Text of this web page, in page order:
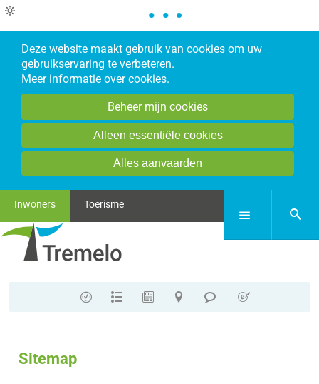
Deze website maakt gebruik van cookies om uw
gebruikservaring te verbeteren.
Meer informatie over cookies.
Beheer mijn cookies
Alleen essentiële cookies
Alles aanvaarden
Inwoners Toerisme
Sitemap